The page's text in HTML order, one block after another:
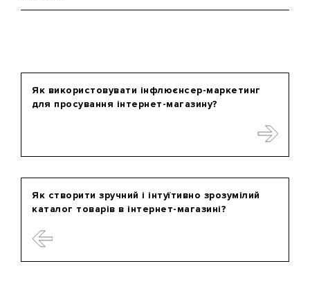
Як створити зручний і інтуїтивно зрозумілий
каталог товарів в інтернет-магазині?
Як використовувати інфлюєнсер-маркетинг
для просування інтернет-магазину?